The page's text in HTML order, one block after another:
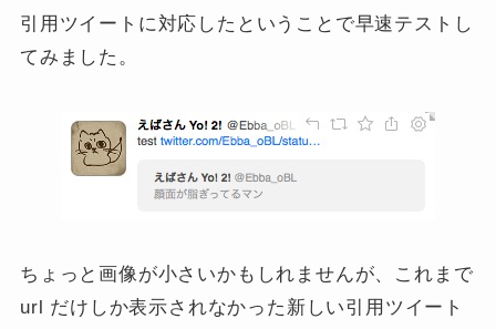
引用ツイートに対応したということで早速テストし
てみました。
ちょっと画像が小さいかもしれませんが、これまで
url だけしか表示されなかった新しい引用ツイート